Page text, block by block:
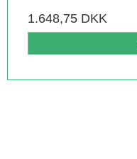
1.648,75 DKK